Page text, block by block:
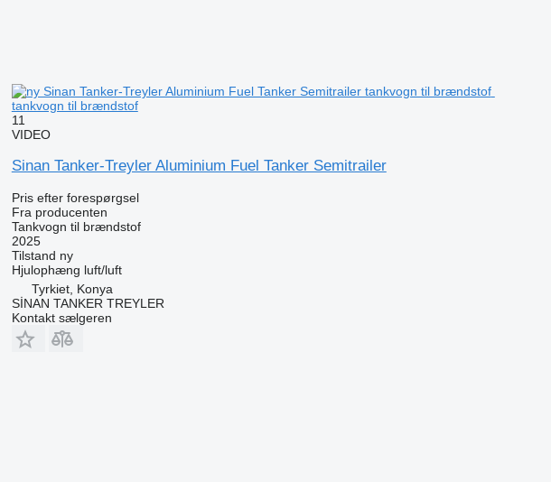
tankvogn til brændstof
11
VIDEO
Sinan Tanker-Treyler Aluminium Fuel Tanker Semitrailer
Pris efter forespørgsel
Fra producenten
Tankvogn til brændstof
2025
Tilstand ny
Hjulophæng luft/luft
Tyrkiet, Konya
SİNAN TANKER TREYLER
Kontakt sælgeren